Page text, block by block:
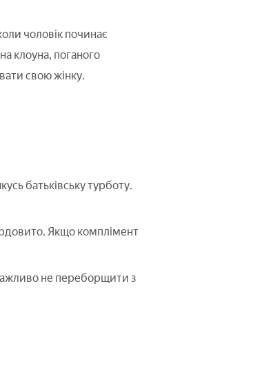
чоловік починає
клоуна, поганого
свою жінку.
батьківську турботу.
Якщо комплімент
не переборщити з